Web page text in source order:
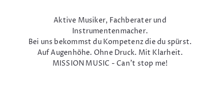
Aktive Musiker, Fachberater und
Instrumentenmacher.
Bei uns bekommst du Kompetenz die du spürst.
Auf Augenhöhe. Ohne Druck. Mit Klarheit.
MISSION MUSIC - Can't stop me!